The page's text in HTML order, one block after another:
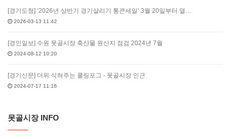
[경기도청] ‘2026년 상반기 경기살리기 통큰세일’ 3월 20일부터 열…
2026-03-13 11:42
[경인일보] 수원 못골시장 축산물 원산지 점검 2024년 7월
2024-08-12 10:20
[경기신문] 더위 식혀주는 쿨링포그 - 못골시장 인근
2024-07-17 11:16
못골시장 INFO